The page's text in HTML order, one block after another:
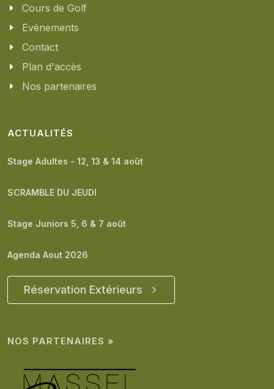
Cours de Golf
Evènements
Contact
Plan d'accès
Nos partenaires
ACTUALITÉS
Stage Adultes - 12, 13 & 14 août
SCRAMBLE DU JEUDI
Stage Juniors 5, 6 & 7 août
Agenda Aout 2026
Réservation Extérieurs
NOS PARTENAIRES »